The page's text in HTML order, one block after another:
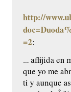
http://
=2:
... aflijida en
que yo me
ti y aunque